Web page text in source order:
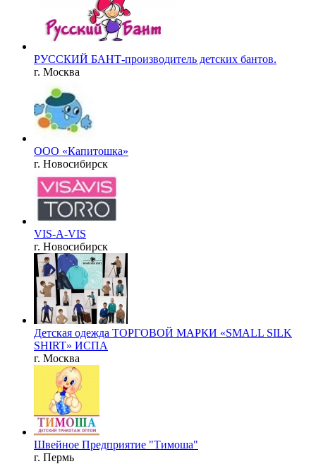
РУССКИЙ БАНТ-производитель детских бантов.
г. Москва
ООО «Капитошка»
г. Новосибирск
VIS-A-VIS
г. Новосибирск
Детская одежда ТОРГОВОЙ МАРКИ «SMALL SILK
SHIRT» ИСПА
г. Москва
Швейное Предприятие "Тимоша"
г. Пермь